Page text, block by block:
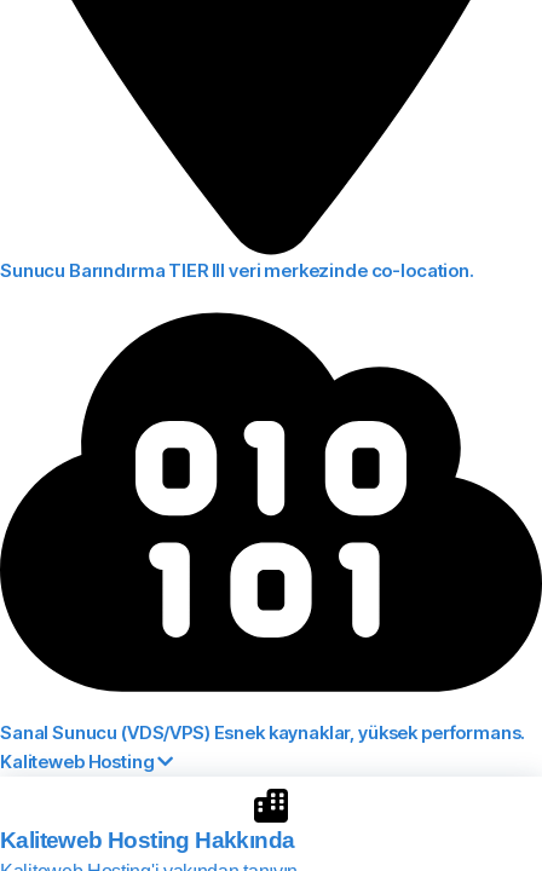
Sunucu Barındırma TIER III veri merkezinde co-location.
Sanal Sunucu (VDS/VPS) Esnek kaynaklar, yüksek performans.
Kaliteweb Hosting
Kaliteweb Hosting Hakkında